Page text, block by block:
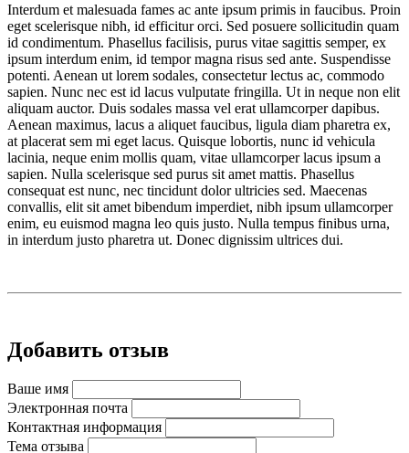
Interdum et malesuada fames ac ante ipsum primis in faucibus. Proin
eget scelerisque nibh, id efficitur orci. Sed posuere sollicitudin quam
id condimentum. Phasellus facilisis, purus vitae sagittis semper, ex
ipsum interdum enim, id tempor magna risus sed ante. Suspendisse
potenti. Aenean ut lorem sodales, consectetur lectus ac, commodo
sapien. Nunc nec est id lacus vulputate fringilla. Ut in neque non elit
aliquam auctor. Duis sodales massa vel erat ullamcorper dapibus.
Aenean maximus, lacus a aliquet faucibus, ligula diam pharetra ex,
at placerat sem mi eget lacus. Quisque lobortis, nunc id vehicula
lacinia, neque enim mollis quam, vitae ullamcorper lacus ipsum a
sapien. Nulla scelerisque sed purus sit amet mattis. Phasellus
consequat est nunc, nec tincidunt dolor ultricies sed. Maecenas
convallis, elit sit amet bibendum imperdiet, nibh ipsum ullamcorper
enim, eu euismod magna leo quis justo. Nulla tempus finibus urna,
in interdum justo pharetra ut. Donec dignissim ultrices dui.
Добавить отзыв
Ваше имя
Электронная почта
Контактная информация
Тема отзыва